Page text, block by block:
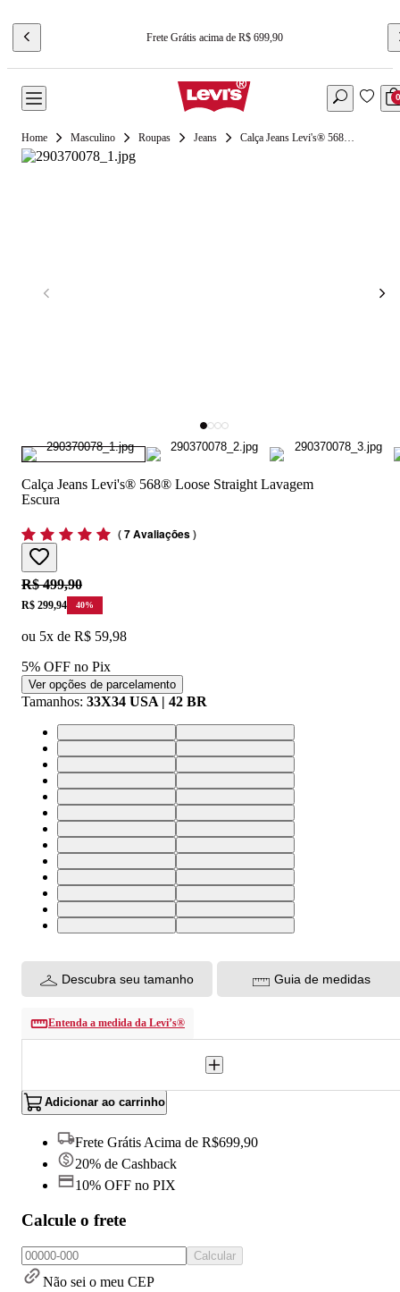
Frete Grátis acima de R$ 699,90
0
Masculino Roupas Jeans Calça Jeans Levi's® 568® Loose Straight Lavagem Escura
Calça Jeans Levi's® 568® Loose Straight Lavagem
Escura
(7 Avaliações)
Original price:
R$ 499,90
Price:
R$ 299,94 40%
ou 5x de R$ 59,98
5% OFF no Pix
Ver opções de parcelamento
Tamanhos: 33X34 USA | 42 BR
33X34 USA | 42 BR34X32 USA | 44 BR
36X34 USA | 46 BR38X34 USA | 48 BR
40X34 USA | 50 BR28X34 USA | 36 BR
30X34 USA | 38 BR32X34 USA | 40 BR
42X34 USA | 52 BR44X34 USA | 54 BR
28X32 USA | 36 BR29X32 USA | 37 BR
30X32 USA | 38 BR31X32 USA | 39 BR
32X32 USA | 40 BR33X32 USA | 42 BR
36X32 USA | 46 BR38X32 USA | 48 BR
40X32 USA | 50 BR32X30 USA | 40 BR
34X30 USA | 44 BR38X30 USA | 48 BR
40X30 USA | 50 BR30X30 USA | 38 BR
33X30 USA | 42 BR36X30 USA | 46 BR
Descubra seu tamanho Guia de medidas
Entenda a medida da Levi’s®
Adicionar ao carrinho
Frete Grátis Acima de R$699,90
20% de Cashback
10% OFF no PIX
Calcule o frete
Calcular
Não sei o meu CEP